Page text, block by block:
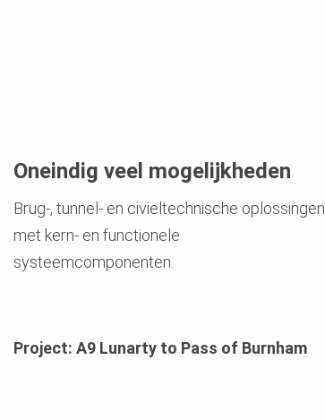
Oneindig veel mogelijkheden
Brug-, tunnel- en civieltechnische oplossingen
met kern- en functionele
systeemcomponenten.
Project: A9 Lunarty to Pass of Burnham